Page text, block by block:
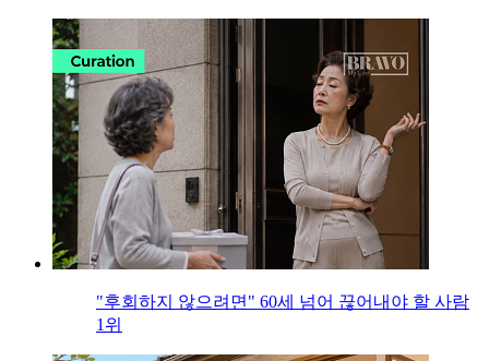
"후회하지 않으려면" 60세 넘어 끊어내야 할 사람
1위